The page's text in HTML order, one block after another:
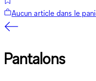
Aucun article dans le
Pantalons